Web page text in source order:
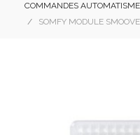
COMMANDES
SOMFY MODULE